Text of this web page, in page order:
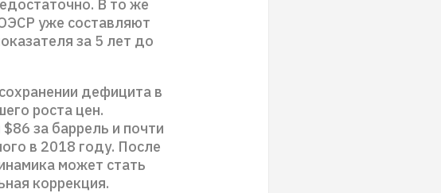
В то же
уже составляют
за 5 лет до
дефицита в
роста цен.
за баррель и почти
в 2018 году. После
может стать
коррекция.